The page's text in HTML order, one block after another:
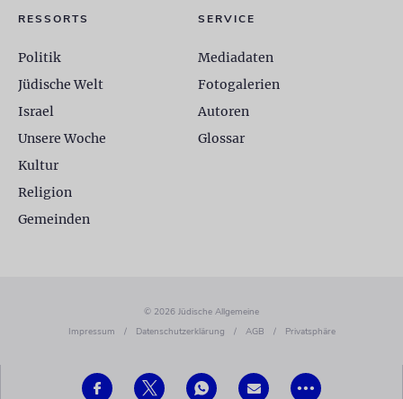
•••
RESSORTS
Politik
Jüdische Welt
Israel
Unsere Woche
Kultur
Religion
Gemeinden
SERVICE
Mediadaten
Fotogalerien
Autoren
Glossar
© 2026 Jüdische Allgemeine
Impressum
/ Datenschutzerklärung / AGB / Privatsphäre